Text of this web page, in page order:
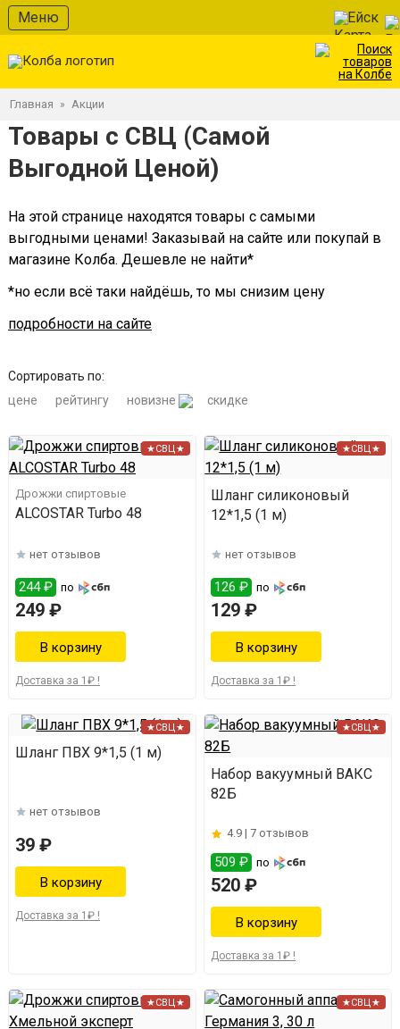
Меню Ейск
Главная » Акции
Товары с СВЦ (Самой
Выгодной Ценой)
На этой странице находятся товары с самыми
выгодными ценами! Заказывай на сайте или покупай в
магазине Колба. Дешевле не найти*
*но если всё таки найдёшь, то мы снизим цену
подробности на сайте
Сортировать по:
цене
рейтингу новизне скидке
★СВЦ★
Дрожжи спиртовые
ALCOSTAR Turbo 48
нет отзывов
244 ₽ по
249 ₽
Доставка за 1₽ !
★СВЦ★
Шланг силиконовый
12*1,5 (1 м)
нет отзывов
126 ₽ по
129 ₽
Доставка за 1₽ !
★СВЦ★
Шланг ПВХ 9*1,5 (1 м)
нет отзывов
39 ₽
Доставка за 1₽ !
★СВЦ★
Набор вакуумный ВАКС
82Б
4.9 |7 отзывов
509 ₽ по
520 ₽
Доставка за 1₽ !
★СВЦ★ ★СВЦ★